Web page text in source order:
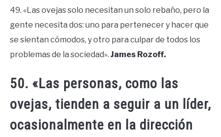
49. «Las ovejas solo necesitan un solo rebaño, pero la
gente necesita dos: uno para pertenecer y hacer que
se sientan cómodos, y otro para culpar de todos los
problemas de la sociedad». James Rozoff.
50. «Las personas, como las
ovejas, tienden a seguir a un líder,
ocasionalmente en la dirección